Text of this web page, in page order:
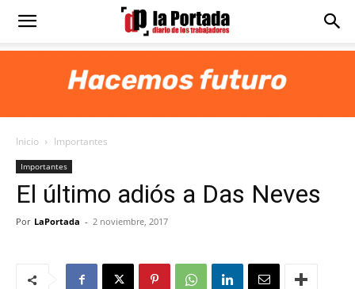
Diario
Portada
Inicio Importantes
Importantes
El último adiós a Das Neves
Por LaPortada - 2 noviembre, 2017